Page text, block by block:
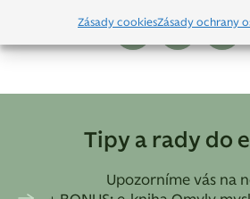
Zásady cookiesZásady ochrany
Tipy a rady do
Upozorníme vás na